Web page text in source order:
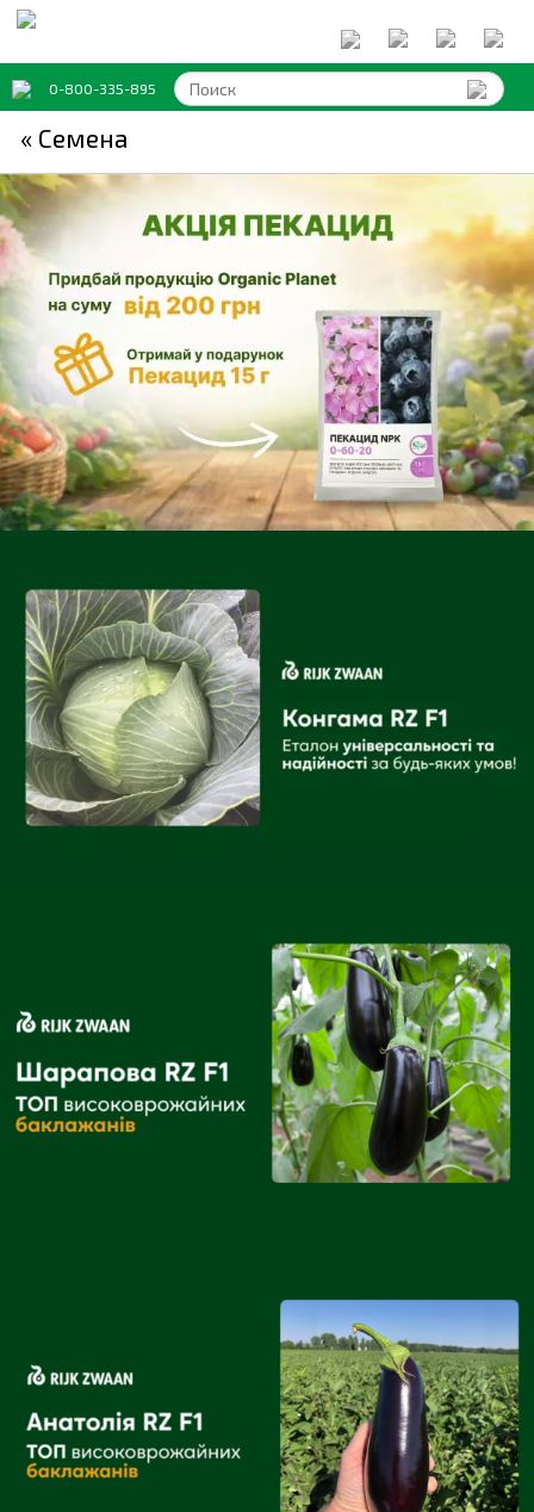
0-800-335-895
« Семена